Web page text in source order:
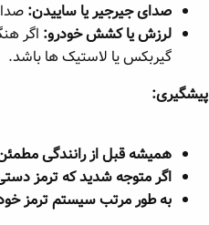
صدای جیرجیر یا ساییدن:
لرزش یا کشش خودرو: اگر
گیربکس یا لاستیک ها باشد.
پیشگیری:
همیشه قبل از رانندگی
اگر متوجه شدید که ترمز دستی
به طور مرتب سیستم ترمز